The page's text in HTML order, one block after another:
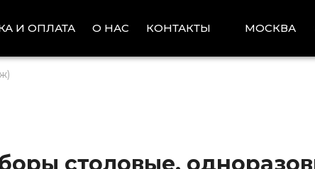
И ОПЛАТА О НАС КОНТАКТЫ МОСКВА
столовые,